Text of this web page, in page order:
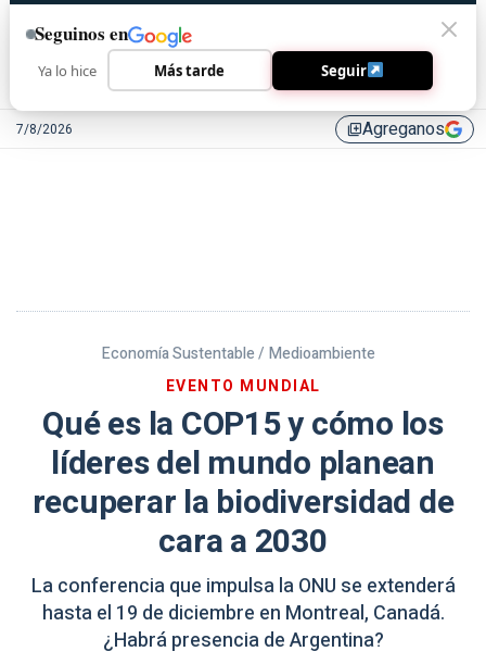
7/8/2026 library_addAgreganos
Economía Sustentable / Medioambiente
EVENTO MUNDIAL
Qué es la COP15 y cómo los
líderes del mundo planean
recuperar la biodiversidad de
cara a 2030
La conferencia que impulsa la ONU se extenderá
hasta el 19 de diciembre en Montreal, Canadá.
¿Habrá presencia de Argentina?
Seguinos en
Ya lo hice Más tarde Seguir